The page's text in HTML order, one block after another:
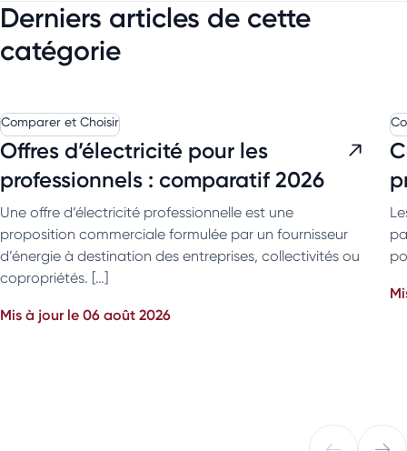
Derniers articles de cette
catégorie
Comparer et Choisir
Offres d’électricité pour les
professionnels : comparatif 2026
Une offre d’électricité professionnelle est une
proposition commerciale formulée par un fournisseur
d’énergie à destination des entreprises, collectivités ou
copropriétés. […]
Mis à jour le 06 août 2026